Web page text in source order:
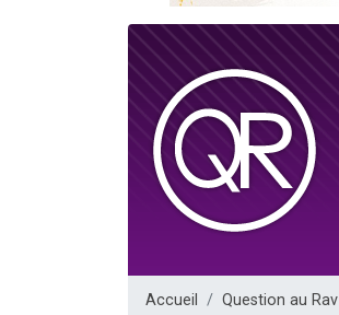
Accueil Question au Rav